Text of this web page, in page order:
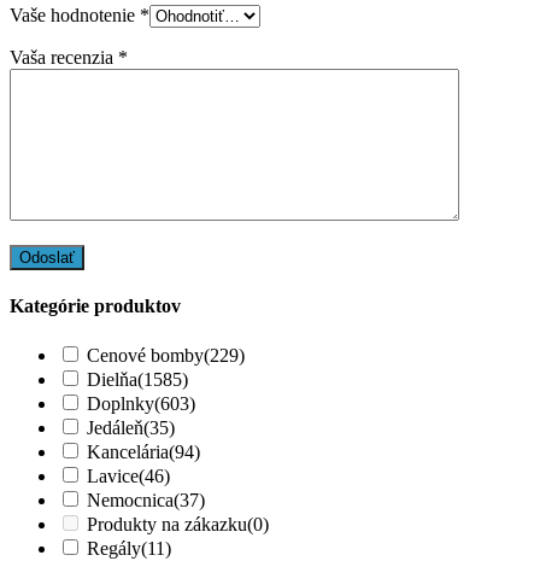
Vaše hodnotenie *
Vaša recenzia *
Kategórie produktov
Cenové bomby(229)
Dielňa(1585)
Doplnky(603)
Jedáleň(35)
Kancelária(94)
Lavice(46)
Nemocnica(37)
Produkty na zákazku(0)
Regály(11)